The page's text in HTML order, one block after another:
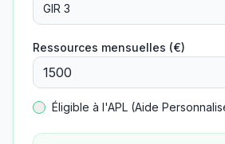
GIR 3
Ressources mensuelles (€)
Éligible à l'APL (Aide